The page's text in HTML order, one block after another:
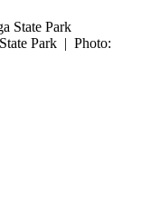
Park | Photo: